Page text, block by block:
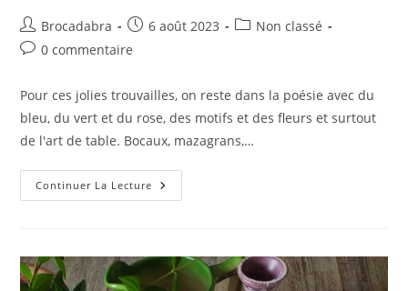
Auteur/autrice
de
Brocadabra
Publication
publiée :
6 août 2023
PostNon classé
Commentaires
la
publication :
0 commentaire
Pour ces jolies trouvailles, on reste dans la poésie avec du
bleu, du vert et du rose, des motifs et des fleurs et surtout
de l'art de table. Bocaux, mazagrans,…
Continuer La Lecture Compositions
En